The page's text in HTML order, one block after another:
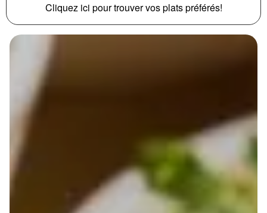
Cliquez ici pour trouver vos plats préférés!